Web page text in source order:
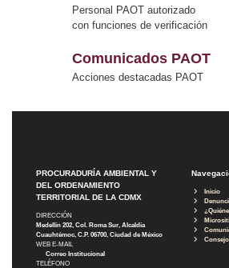
Personal PAOT autorizado
con funciones de verificación
Comunicados PAOT
Acciones destacadas PAOT
PROCURADURÍA AMBIENTAL Y
DEL ORDENAMIENTO
TERRITORIAL DE LA CDMX
DIRECCIÓN
Medellín 202, Col. Roma Sur, Alcaldía
Cuauhtémoc, C.P. 06700, Ciudad de México
WEB E-MAIL
Correo Institucional
TELÉFONO
Inicio